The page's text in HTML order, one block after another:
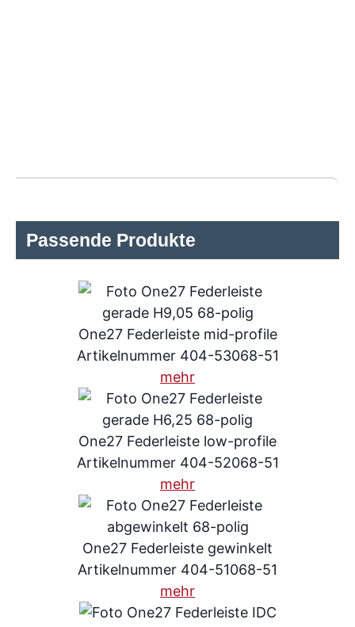
Passende Produkte
One27 Federleiste mid-profile
Artikelnummer 404-53068-51
mehr
One27 Federleiste low-profile
Artikelnummer 404-52068-51
mehr
One27 Federleiste gewinkelt
Artikelnummer 404-51068-51
mehr